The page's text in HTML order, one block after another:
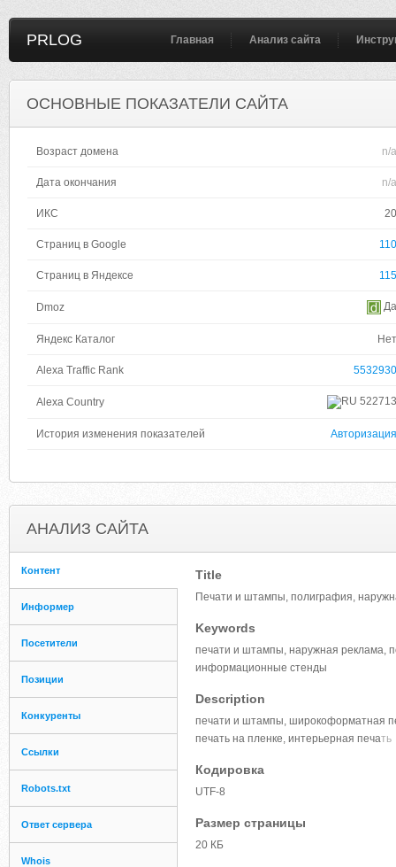
PRLOG Главная Анализ сайта
ОСНОВНЫЕ ПОКАЗАТЕЛИ САЙТА
Возраст домена n/a
Дата окончания n/a
ИКС 20
Страниц в Google 110
Страниц в Яндексе 115
Dmoz Да
Яндекс Каталог Нет
Alexa Traffic Rank 5532930
Alexa Country 522713
История изменения показателей Авторизация
АНАЛИЗ САЙТА
Контент
Информер
Посетители
Позиции
Конкуренты
Ссылки
Robots.txt
Ответ сервера
Whois
Title
Печати и штампы, полиграфия,
Keywords
печати и штампы, наружная реклама,
информационные стенды
Description
печати и штампы, широкоформатная
печать на пленке, интерьерная печать
Кодировка
UTF-8
Размер страницы
20 КБ